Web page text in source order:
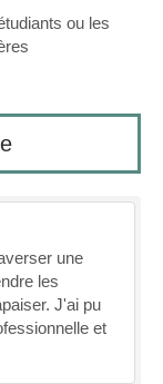
ou les
une
les
J'ai pu
et